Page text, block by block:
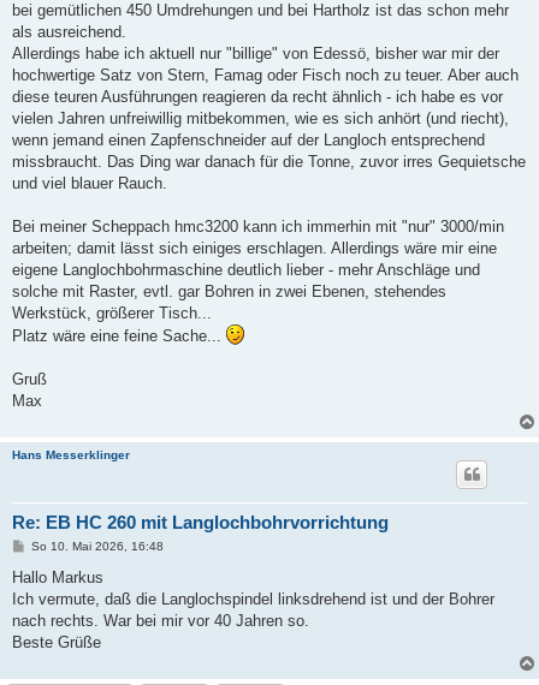
bei gemütlichen 450 Umdrehungen und bei Hartholz ist das schon mehr
als ausreichend.
Allerdings habe ich aktuell nur "billige" von Edessö, bisher war mir der
hochwertige Satz von Stern, Famag oder Fisch noch zu teuer. Aber auch
diese teuren Ausführungen reagieren da recht ähnlich - ich habe es vor
vielen Jahren unfreiwillig mitbekommen, wie es sich anhört (und riecht),
wenn jemand einen Zapfenschneider auf der Langloch entsprechend
missbraucht. Das Ding war danach für die Tonne, zuvor irres Gequietsche
und viel blauer Rauch.
Bei meiner Scheppach hmc3200 kann ich immerhin mit "nur" 3000/min
arbeiten; damit lässt sich einiges erschlagen. Allerdings wäre mir eine
eigene Langlochbohrmaschine deutlich lieber - mehr Anschläge und
solche mit Raster, evtl. gar Bohren in zwei Ebenen, stehendes
Werkstück, größerer Tisch...
Platz wäre eine feine Sache...
Gruß
Max
Hans Messerklinger
Re: EB HC 260 mit Langlochbohrvorrichtung
B
i
r
a
So 10. Mai 2026, 16:48
Hallo Markus
Ich vermute, daß die Langlochspindel linksdrehend ist und der Bohrer
nach rechts. War bei mir vor 40 Jahren so.
Beste Grüße